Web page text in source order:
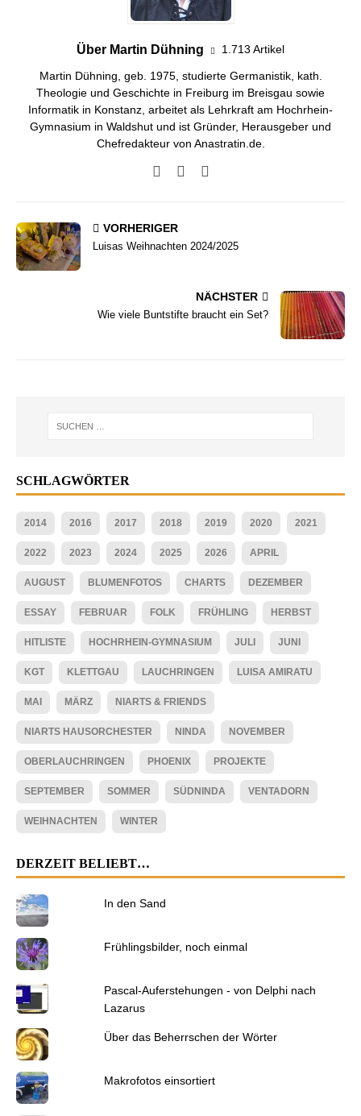
Über Martin Dühning 1.713 Artikel
Martin Dühning, geb. 1975, studierte Germanistik, kath.
Theologie und Geschichte in Freiburg im Breisgau sowie
Informatik in Konstanz, arbeitet als Lehrkraft am Hochrhein-
Gymnasium in Waldshut und ist Gründer, Herausgeber und
Chefredakteur von Anastratin.de.
VORHERIGER
Luisas Weihnachten 2024/2025
NÄCHSTER
Wie viele Buntstifte braucht ein Set?
SCHLAGWÖRTER
2014 2016 2017 2018 2019 2020 2021
2022 2023 2024 2025 2026 APRIL
AUGUST BLUMENFOTOS CHARTS DEZEMBER
ESSAY FEBRUAR FOLK FRÜHLING HERBST
HITLISTE HOCHRHEIN-GYMNASIUM JULI JUNI
KGT KLETTGAU LAUCHRINGEN LUISA AMIRATU
MAI MÄRZ NIARTS & FRIENDS
NIARTS HAUSORCHESTER NINDA NOVEMBER
OBERLAUCHRINGEN PHOENIX PROJEKTE
SEPTEMBER SOMMER SÜDNINDA VENTADORN
WEIHNACHTEN WINTER
DERZEIT BELIEBT…
In den Sand
Frühlingsbilder, noch einmal
Pascal-Auferstehungen - von Delphi nach
Lazarus
Über das Beherrschen der Wörter
Makrofotos einsortiert